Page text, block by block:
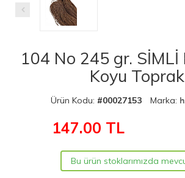
104 No 245 gr. SİMLİ
Koyu Toprak
Ürün Kodu: #00027153 Marka:
147.00 TL
Bu ürün stoklarımızda